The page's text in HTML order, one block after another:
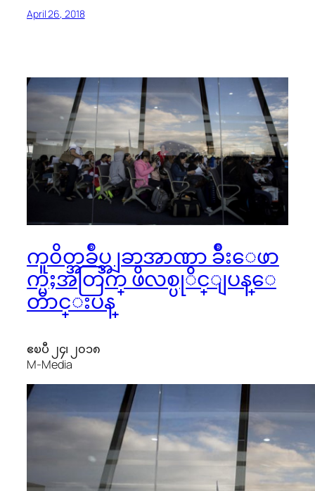
April 26, 2018
ကူ၀ိတ္အခ်ဳပ္အျခာအာဏာ ခ်ိဳးေဖာ
က္မႈအတြက္ ဖိလစ္ပုိင္ျပန္ေ
တာင္းပန္
ဧၿပီ ၂၄၊ ၂၀၁၈
M-Media